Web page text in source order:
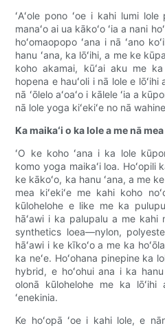
ʻAʻole pono ʻoe i kahi lumi
manaʻo ai ua kākoʻo ʻia a nani
hoʻomaopopo ʻana i nā ʻano
hanu ʻana, ka lōʻihi, a me ke
koho akamai, kūʻai aku me
hopena e hauʻoli i nā lole e lōʻihi
nā ʻōlelo aʻoaʻo i kālele ʻia a
nā lole yoga kiʻekiʻe no nā
Ka maikaʻi o ka lole a me nā
ʻO ke koho ʻana i ka lole
komo yoga maikaʻi loa. Hoʻopili
ke kākoʻo, ka hanu ʻana, a me
mea kiʻekiʻe me kahi koho
kūlohelohe e like me ka
hāʻawi i ka palupalu a me kahi
synthetics loea—nylon,
hāʻawi i ke kīkoʻo a me ka
ka neʻe. Hoʻohana pinepine ka
hybrid, e hoʻohui ana i ka
olonā kūlohelohe me ka
ʻenekinia.
Ke hoʻopā ʻoe i kahi lole, e